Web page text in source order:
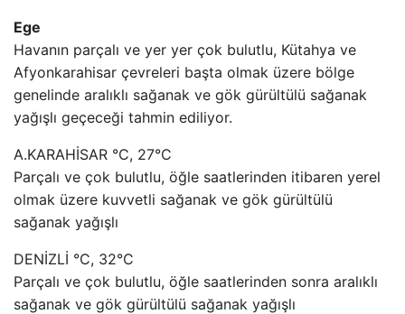
Ege
Havanın parçalı ve yer yer çok bulutlu, Kütahya ve
Afyonkarahisar çevreleri başta olmak üzere bölge
genelinde aralıklı sağanak ve gök gürültülü sağanak
yağışlı geçeceği tahmin ediliyor.
A.KARAHİSAR °C, 27°C
Parçalı ve çok bulutlu, öğle saatlerinden itibaren yerel
olmak üzere kuvvetli sağanak ve gök gürültülü
sağanak yağışlı
DENİZLİ °C, 32°C
Parçalı ve çok bulutlu, öğle saatlerinden sonra aralıklı
sağanak ve gök gürültülü sağanak yağışlı